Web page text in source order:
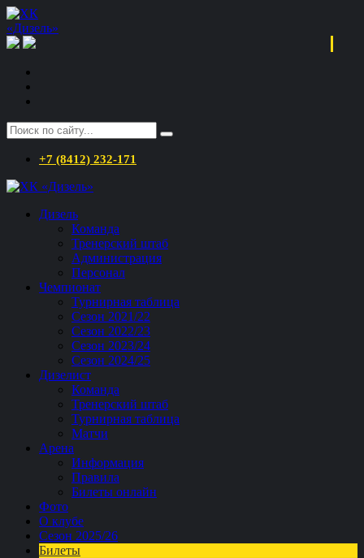
+7 (8412) 232-171
Дизель
Команда
Тренерский штаб
Администрация
Персонал
Чемпионат
Турнирная таблица
Сезон 2021/22
Сезон 2022/23
Сезон 2023/24
Сезон 2024/25
Дизелист
Команда
Тренерский штаб
Турнирная таблица
Матчи
Арена
Информация
Правила
Билеты онлайн
Фото
О клубе
Сезон 2025/26
Билеты